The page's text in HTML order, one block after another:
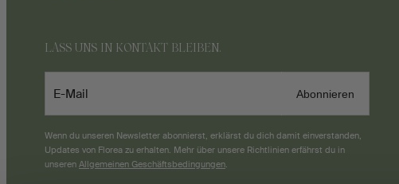
LASS UNS IN KONTAKT BLEIBEN.
E-Mail Abonnieren
Wenn du unseren Newsletter abonnierst, erklärst du dich damit einverstanden,
Updates von Florea zu erhalten. Mehr über unsere Richtlinien erfährst du in
unseren Allgemeinen Geschäftsbedingungen.